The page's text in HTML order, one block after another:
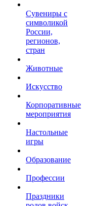
Сувениры с
символикой
России,
регионов,
стран
Животные
Искусство
Корпоративные
мероприятия
Настольные
игры
Образование
Профессии
Праздники